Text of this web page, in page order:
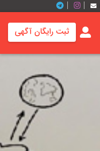
ثبت رایگان آگهی